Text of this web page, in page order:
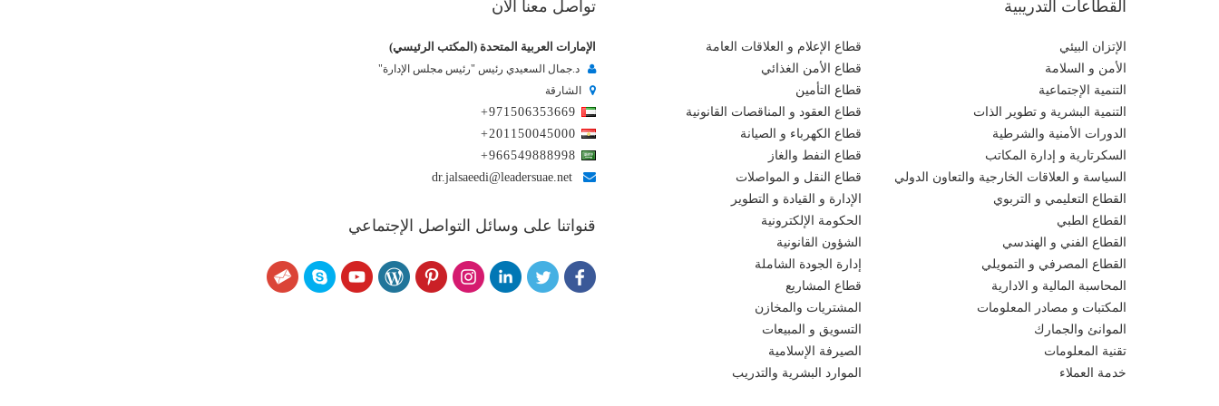
القطاعات التدريبية
الإتزان البيئي
الأمن و السلامة
التنمية الإجتماعية
التنمية البشرية و تطوير الذات
الدورات الأمنية والشرطية
السكرتارية و إدارة المكاتب
السياسة و العلاقات الخارجية والتعاون الدولي
القطاع التعليمي و التربوي
القطاع الطبي
القطاع الفني و الهندسي
القطاع المصرفي و التمويلي
المحاسبة المالية و الادارية
المكتبات و مصادر المعلومات
الموانئ والجمارك
تقنية المعلومات
خدمة العملاء
قطاع الإعلام و العلاقات العامة
قطاع الأمن الغذائي
قطاع التأمين
قطاع العقود و المناقصات القانونية
قطاع الكهرباء و الصيانة
قطاع النفط والغاز
قطاع النقل و المواصلات
الإدارة و القيادة و التطوير
الحكومة الإلكترونية
الشؤون القانونية
إدارة الجودة الشاملة
قطاع المشاريع
المشتريات والمخازن
التسويق و المبيعات
الصيرفة الإسلامية
الموارد البشرية والتدريب
تواصل معنا الآن
الإمارات العربية المتحدة (المكتب الرئيسي)
د.جمال السعيدي رئيس "رئيس مجلس الإدارة"
الشارقة
+971506353669
+201150045000
+966549888998
dr.jalsaeedi@leadersuae.net
قنواتنا على وسائل التواصل الإجتماعي